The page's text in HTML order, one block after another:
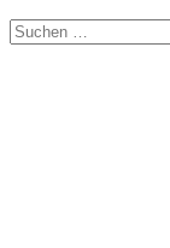
Suchen
nach: